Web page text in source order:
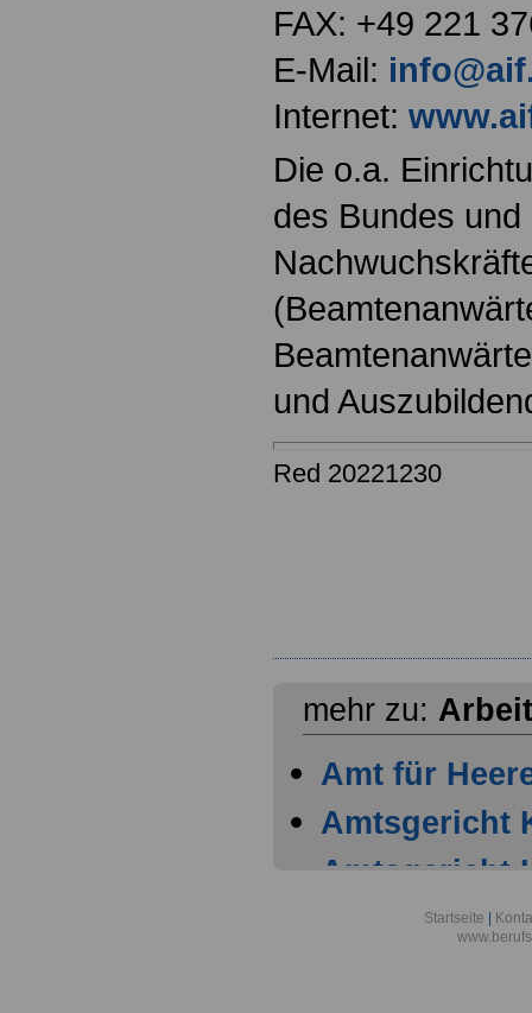
FAX: +49 221
E-Mail:
Internet:
Die o.a.
des Bundes und
und
Red 20221230
mehr zu:
Amt für
Amtsgericht
Amtsgericht
Amtsgericht
Startseite